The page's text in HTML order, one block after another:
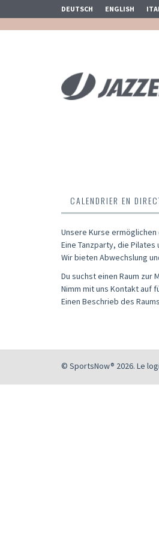
DEUTSCH ENGLISH
CALENDRIER EN
Unsere Kurse
Eine Tanzparty, die
Wir bieten Abwechslung
Du suchst einen Raum zur
Nimm mit uns Kontakt auf
Einen Beschrieb des
© SportsNow® 2026. Le